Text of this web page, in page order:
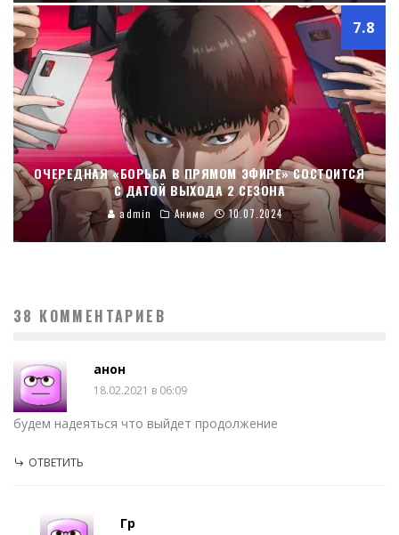
7.8
ОЧЕРЕДНАЯ «БОРЬБА В ПРЯМОМ ЭФИРЕ» СОСТОИТСЯ
С ДАТОЙ ВЫХОДА 2 СЕЗОНА
admin Аниме 10.07.2024
38 КОММЕНТАРИЕВ
анон
18.02.2021 в 06:09
будем надеяться что выйдет продолжение
ОТВЕТИТЬ
Гр